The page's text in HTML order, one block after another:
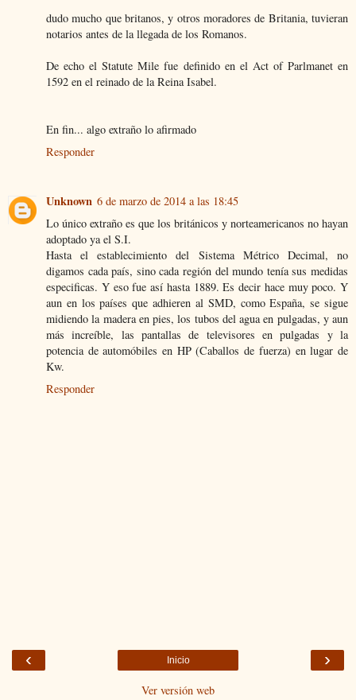
dudo mucho que britanos, y otros moradores de Britania, tuvieran
notarios antes de la llegada de los Romanos.
De echo el Statute Mile fue definido en el Act of Parlmanet en
1592 en el reinado de la Reina Isabel.
En fin... algo extraño lo afirmado
Responder
Unknown 6 de marzo de 2014 a las 18:45
Lo único extraño es que los británicos y norteamericanos no hayan
adoptado ya el S.I.
Hasta el establecimiento del Sistema Métrico Decimal, no
digamos cada país, sino cada región del mundo tenía sus medidas
especificas. Y eso fue así hasta 1889. Es decir hace muy poco. Y
aun en los países que adhieren al SMD, como España, se sigue
midiendo la madera en pies, los tubos del agua en pulgadas, y aun
más increíble, las pantallas de televisores en pulgadas y la
potencia de automóbiles en HP (Caballos de fuerza) en lugar de
Kw.
Responder
‹ ›
Inicio
Ver versión web